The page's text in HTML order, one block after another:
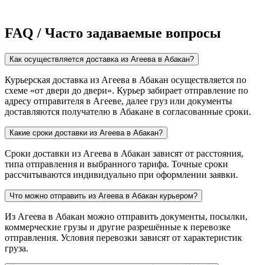
FAQ / Часто задаваемые вопросы
Как осуществляется доставка из Агеева в Абакан?
Курьерская доставка из Агеева в Абакан осуществляется по
схеме «от двери до двери». Курьер забирает отправление по
адресу отправителя в Агееве, далее груз или документы
доставляются получателю в Абакане в согласованные сроки.
Какие сроки доставки из Агеева в Абакан?
Сроки доставки из Агеева в Абакан зависят от расстояния,
типа отправления и выбранного тарифа. Точные сроки
рассчитываются индивидуально при оформлении заявки.
Что можно отправить из Агеева в Абакан курьером?
Из Агеева в Абакан можно отправить документы, посылки,
коммерческие грузы и другие разрешённые к перевозке
отправления. Условия перевозки зависят от характеристик
груза.